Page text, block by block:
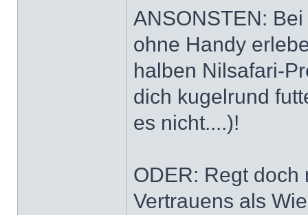
ANSONSTEN:
ohne Handy
halben Nilsafari-
dich kugelrund
es nicht....)!
ODER: Regt doch
Vertrauens als